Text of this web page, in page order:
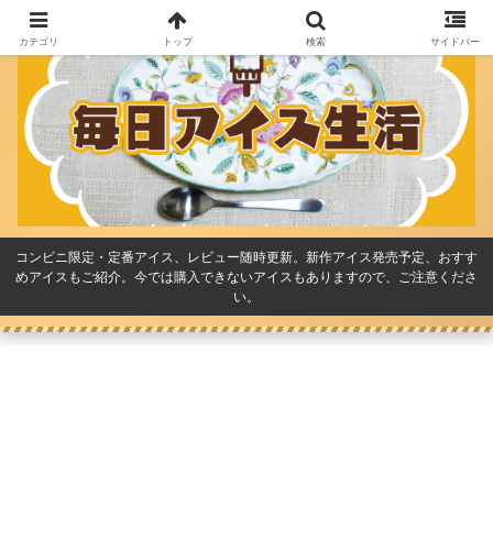
コンビニ限定・定番アイス、レビュー随時更新。新作アイス発売予定、おすす
めアイスもご紹介。今では購入できないアイスもありますので、ご注意くださ
い。
カテゴリ トップ 検索 サイドバー